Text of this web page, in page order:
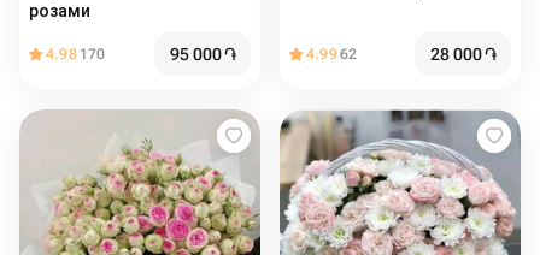
розами
4.98 170 95 000֏ 4.9962 28 000֏